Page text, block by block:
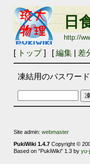
日
http://
[ トップ] [編集| 差
凍結用のパスワー
Site admin: webmaster
PukiWiki 1.4.7Copyright ©
Based on "PukiWiki" 1.3 by yu-